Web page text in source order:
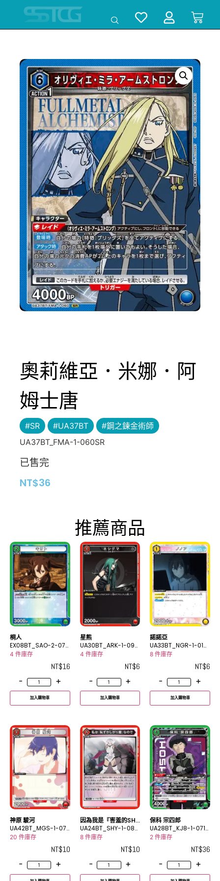
奧莉維亞．米娜．阿
姆士唐
#SR #UA37BT
#鋼之鍊金術師
UA37BT_FMA-1-060SR
已售完
NT$36
推薦商品
桐人
EX08BT_SAO-2-071
U
4 件庫存
NT$16
-
+
加入購物車
星熊
UA30BT_ARK-1-090
C
4 件庫存
NT$6
-
+
加入購物車
諾諾亞
UA33BT_NGR-1-018
C
8 件庫存
NT$6
-
+
加入購物車
神原 駿河
UA42BT_MGS-1-073
U
20 件庫存
NT$10
-
+
因為我是『害羞的SH
Y』
UA24BT_SHY-1-080
U
8 件庫存
NT$10
-
+
保科 宗四郎
UA28BT_KJ8-1-071S
R
2 件庫存
NT$36
-
+